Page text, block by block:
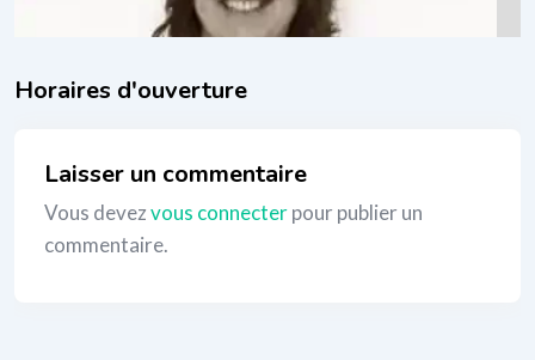
_
Laisser un commentaire
Vous devezvous connecterpour publier un
commentaire.